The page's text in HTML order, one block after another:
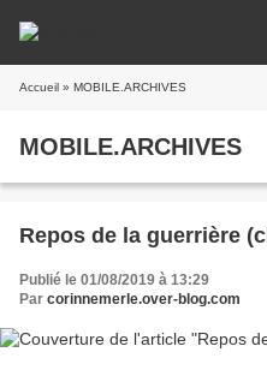
Accueil » MOBILE.ARCHIVES
MOBILE.ARCHIVES
Repos de la guerrière
Publié le 01/08/2019 à 13:29
Par corinnemerle.over-blog.com